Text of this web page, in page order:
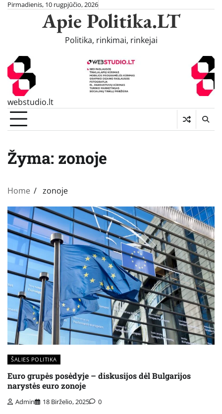
SkipPirmadienis, 10 rugpjūčio, 2026
Apie Politika.LT
Politika, rinkimai, rinkejai
webstudio.lt
Žyma: zonoje
Home zonoje
ŠALIES POLITIKA
Euro grupės posėdyje – diskusijos dėl Bulgarijos
narystės euro zonoje
Admin 18 Birželio, 2025 0